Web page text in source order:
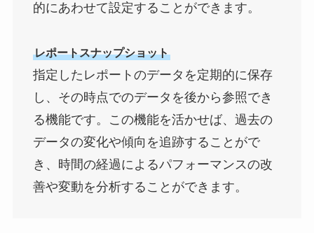
的にあわせて設定することができます。
レポートスナップショット
指定したレポートのデータを定期的に保存
し、その時点でのデータを後から参照でき
る機能です。この機能を活かせば、過去の
データの変化や傾向を追跡することがで
き、時間の経過によるパフォーマンスの改
善や変動を分析することができます。